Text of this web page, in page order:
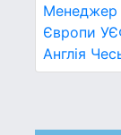
Менеджер
Європи
Англія